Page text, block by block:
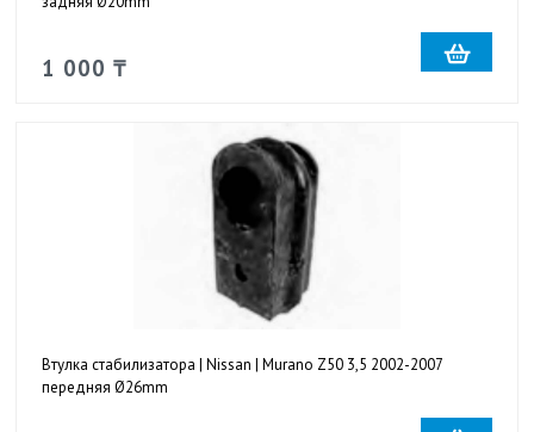
1 000 ₸
Втулка стабилизатора | Nissan | Murano Z50 3,5 2002-2007
передняя Ø26mm